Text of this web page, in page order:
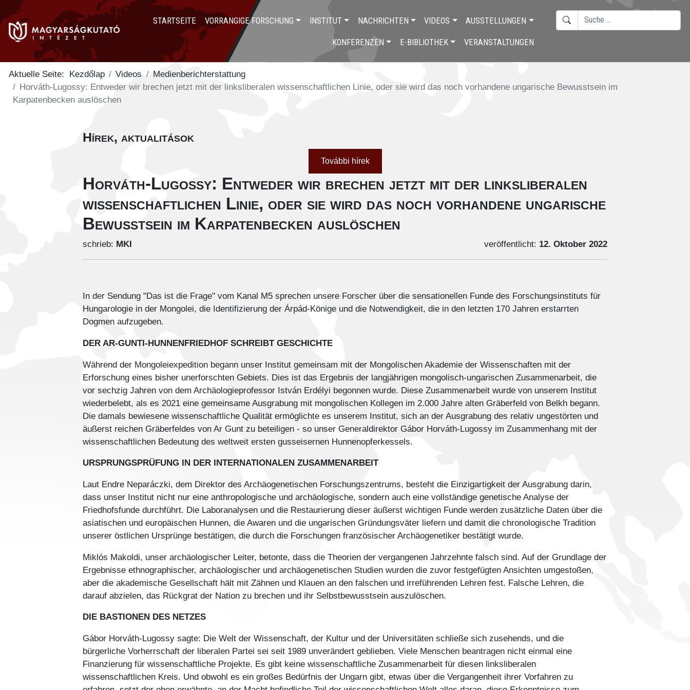
STARTSEITE VORRANGIGE FORSCHUNG INSTITUT NACHRICHTEN VIDEOS AUSSTELLUNGEN
KONFERENZEN E-BIBLIOTHEK VERANSTALTUNGEN
SUCHEN
Aktuelle Seite: Kezdőlap Videos
Medienberichterstattung
Horváth-Lugossy: Entweder wir brechen jetzt mit der linksliberalen wissenschaftlichen Linie, oder sie wird das noch vorhandene ungarische Bewusstsein im
Karpatenbecken auslöschen
Hírek, aktualitások
További hírek
Horváth-Lugossy: Entweder wir brechen jetzt mit der linksliberalen
wissenschaftlichen Linie, oder sie wird das noch vorhandene ungarische
Bewusstsein im Karpatenbecken auslöschen
schrieb: MKI veröffentlicht: 12. Oktober 2022
In der Sendung "Das ist die Frage" vom Kanal M5 sprechen unsere Forscher über die sensationellen Funde des Forschungsinstituts für
Hungarologie in der Mongolei, die Identifizierung der Árpád-Könige und die Notwendigkeit, die in den letzten 170 Jahren erstarrten
Dogmen aufzugeben.
DER AR-GUNTI-HUNNENFRIEDHOF SCHREIBT GESCHICHTE
Während der Mongoleiexpedition begann unser Institut gemeinsam mit der Mongolischen Akademie der Wissenschaften mit der
Erforschung eines bisher unerforschten Gebiets. Dies ist das Ergebnis der langjährigen mongolisch-ungarischen Zusammenarbeit, die
vor sechzig Jahren von dem Archäologieprofessor István Erdélyi begonnen wurde. Diese Zusammenarbeit wurde von unserem Institut
wiederbelebt, als es 2021 eine gemeinsame Ausgrabung mit mongolischen Kollegen im 2.000 Jahre alten Gräberfeld von Belkh begann.
Die damals bewiesene wissenschaftliche Qualität ermöglichte es unserem Institut, sich an der Ausgrabung des relativ ungestörten und
äußerst reichen Gräberfeldes von Ar Gunt zu beteiligen - so unser Generaldirektor Gábor Horváth-Lugossy im Zusammenhang mit der
wissenschaftlichen Bedeutung des weltweit ersten gusseisernen Hunnenopferkessels.
URSPRUNGSPRÜFUNG IN DER INTERNATIONALEN ZUSAMMENARBEIT
Laut Endre Neparáczki, dem Direktor des Archäogenetischen Forschungszentrums, besteht die Einzigartigkeit der Ausgrabung darin,
dass unser Institut nicht nur eine anthropologische und archäologische, sondern auch eine vollständige genetische Analyse der
Friedhofsfunde durchführt. Die Laboranalysen und die Restaurierung dieser äußerst wichtigen Funde werden zusätzliche Daten über die
asiatischen und europäischen Hunnen, die Awaren und die ungarischen Gründungsväter liefern und damit die chronologische Tradition
unserer östlichen Ursprünge bestätigen, die durch die Forschungen französischer Archäogenetiker bestätigt wurde.
Miklós Makoldi, unser archäologischer Leiter, betonte, dass die Theorien der vergangenen Jahrzehnte falsch sind. Auf der Grundlage der
Ergebnisse ethnographischer, archäologischer und archäogenetischen Studien wurden die zuvor festgefügten Ansichten umgestoßen,
aber die akademische Gesellschaft hält mit Zähnen und Klauen an den falschen und irreführenden Lehren fest. Falsche Lehren, die
darauf abzielen, das Rückgrat der Nation zu brechen und ihr Selbstbewusstsein auszulöschen.
DIE BASTIONEN DES NETZES
Gábor Horváth-Lugossy sagte: Die Welt der Wissenschaft, der Kultur und der Universitäten schließe sich zusehends, und die
bürgerliche Vorherrschaft der liberalen Partei sei seit 1989 unverändert geblieben. Viele Menschen beantragen nicht einmal eine
Finanzierung für wissenschaftliche Projekte. Es gibt keine wissenschaftliche Zusammenarbeit für diesen linksliberalen
wissenschaftlichen Kreis. Und obwohl es ein großes Bedürfnis der Ungarn gibt, etwas über die Vergangenheit ihrer Vorfahren zu